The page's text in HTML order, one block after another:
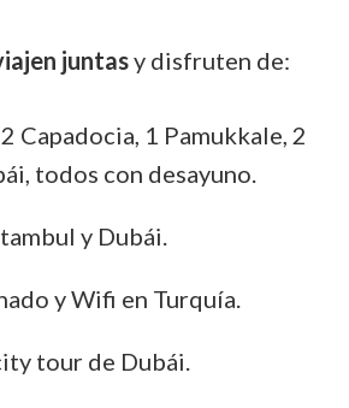
juntasy disfruten de:
Capadocia, 1 Pamukkale, 2
todos con desayuno.
y Dubái.
y Wifi en Turquía.
tour de Dubái.